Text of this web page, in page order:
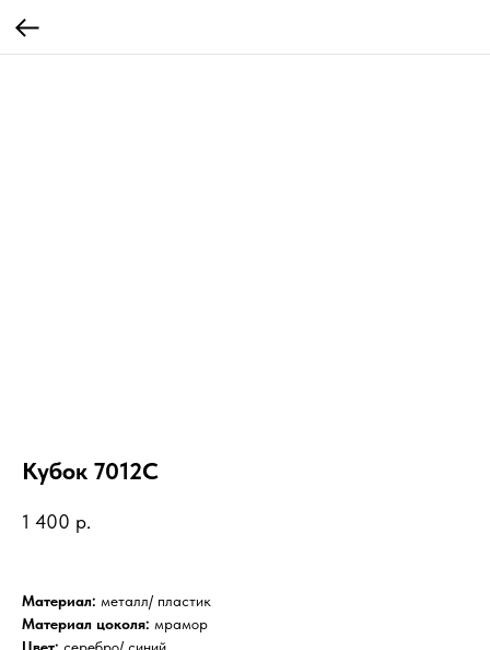
Кубок 7012C
1 400 р.
Материал: металл/ пластик
Материал цоколя: мрамор